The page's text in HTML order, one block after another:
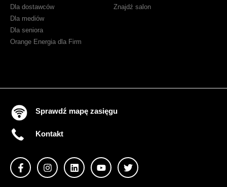
Dla dostawców
Dla mediów
Dla seniora
Orange Energia dla Firm
Znajdź salon
Sprawdź mapę zasięgu
Kontakt